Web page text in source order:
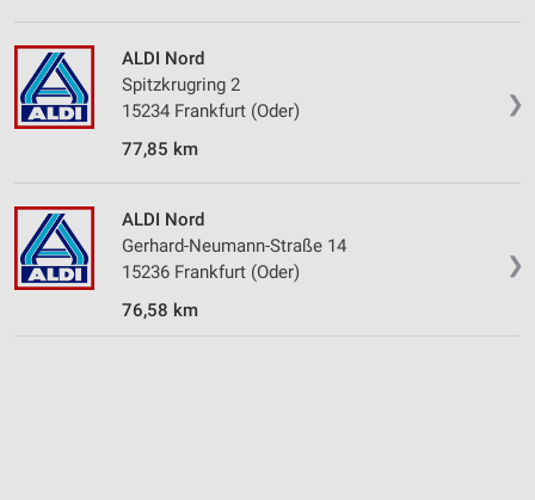
❯
ALDI Nord
Spitzkrugring 2
15234 Frankfurt (Oder)
77,85 km
❯
ALDI Nord
Gerhard-Neumann-Straße 14
15236 Frankfurt (Oder)
76,58 km